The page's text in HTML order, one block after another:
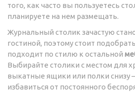
того, как часто вы пользуетесь
планируете на нем размещать.
Журнальный столик зачастую
гостиной, поэтому стоит
подходит по стилю к остальной
Выбирайте столики с местом для
выкатные ящики или полки снизу
избавиться от постоянного